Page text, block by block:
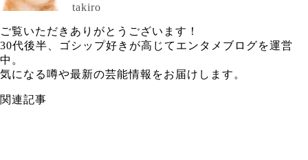
takiro
ご覧いただきありがとうございます！
30代後半、ゴシップ好きが高じてエンタメブログを運営
中。
気になる噂や最新の芸能情報をお届けします。
関連記事